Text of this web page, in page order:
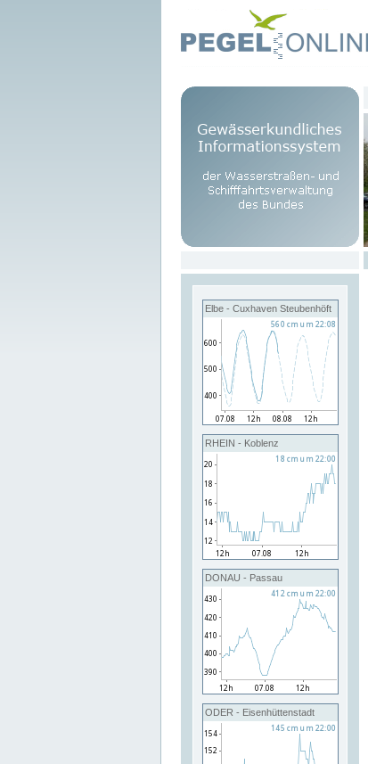
Elbe - Cuxhaven Steubenhöft
RHEIN - Koblenz
DONAU - Passau
ODER - Eisenhüttenstadt